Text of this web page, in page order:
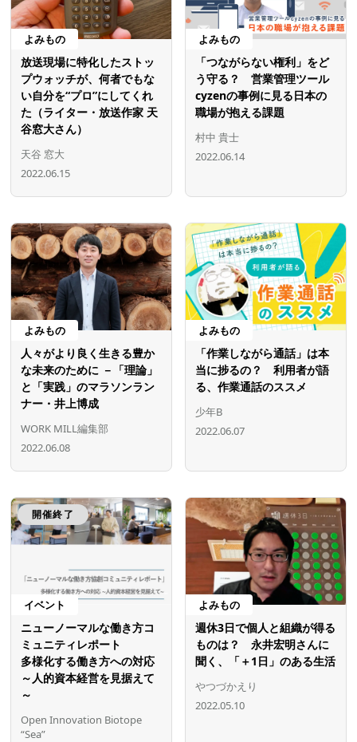
よみもの
放送現場に特化したストッ
プウォッチが、何者でもな
い自分を“プロ”にしてくれ
た（ライター・放送作家 天
谷窓大さん）
天谷 窓大
2022.06.15
よみもの
「つながらない権利」をど
う守る？ 営業管理ツール
cyzenの事例に見る日本の
職場が抱える課題
村中 貴士
2022.06.14
よみもの
人々がより良く生きる豊か
な未来のために －「理論」
と「実践」のマラソンラン
ナー・井上博成
WORK MILL編集部
2022.06.08
よみもの
「作業しながら通話」は本
当に捗るの？ 利用者が語
る、作業通話のススメ
少年B
2022.06.07
開催終了
イベント
ニューノーマルな働き方コ
ミュニティレポート
多様化する働き方への対応
～人的資本経営を見据えて
～
Open Innovation Biotope
“Sea”
よみもの
週休3日で個人と組織が得る
ものは？ 永井宏明さんに
聞く、「＋1日」のある生活
やつづかえり
2022.05.10